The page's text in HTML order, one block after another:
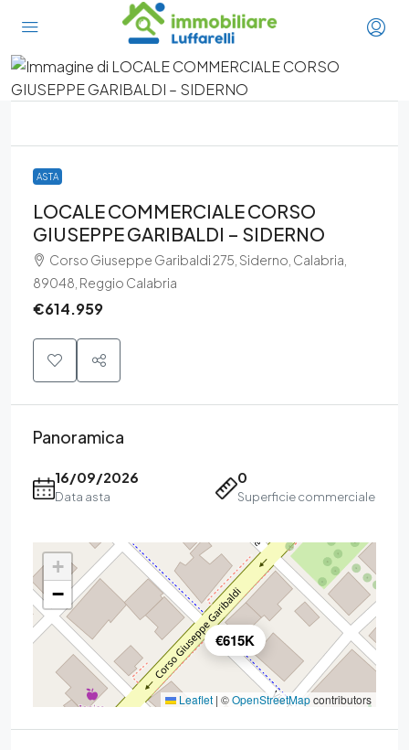
ASTA
LOCALE COMMERCIALE CORSO
GIUSEPPE GARIBALDI – SIDERNO
Corso Giuseppe Garibaldi 275, Siderno, Calabria,
89048, Reggio Calabria
€614.959
Panoramica
16/09/2026
Data asta
0
Superficie commerciale
€615K
+
−
Leaflet | ©OpenStreetMapcontributors